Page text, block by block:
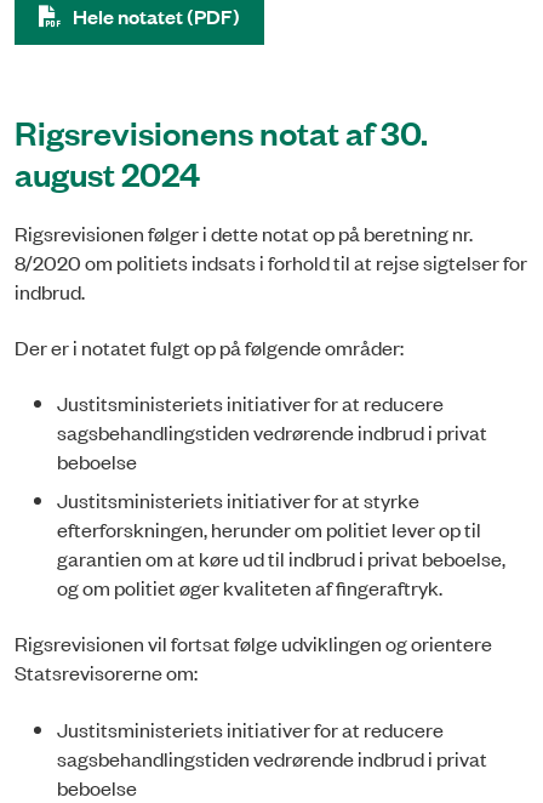
Hele notatet (PDF)
Rigsrevisionens notat af 30.
august 2024
Rigsrevisionen følger i dette notat op på beretning nr.
8/2020 om politiets indsats i forhold til at rejse sigtelser for
indbrud.
Der er i notatet fulgt op på følgende områder:
Justitsministeriets initiativer for at reducere
sagsbehandlingstiden vedrørende indbrud i privat
beboelse
Justitsministeriets initiativer for at styrke
efterforskningen, herunder om politiet lever op til
garantien om at køre ud til indbrud i privat beboelse,
og om politiet øger kvaliteten af fingeraftryk.
Rigsrevisionen vil fortsat følge udviklingen og orientere
Statsrevisorerne om:
Justitsministeriets initiativer for at reducere
sagsbehandlingstiden vedrørende indbrud i privat
beboelse